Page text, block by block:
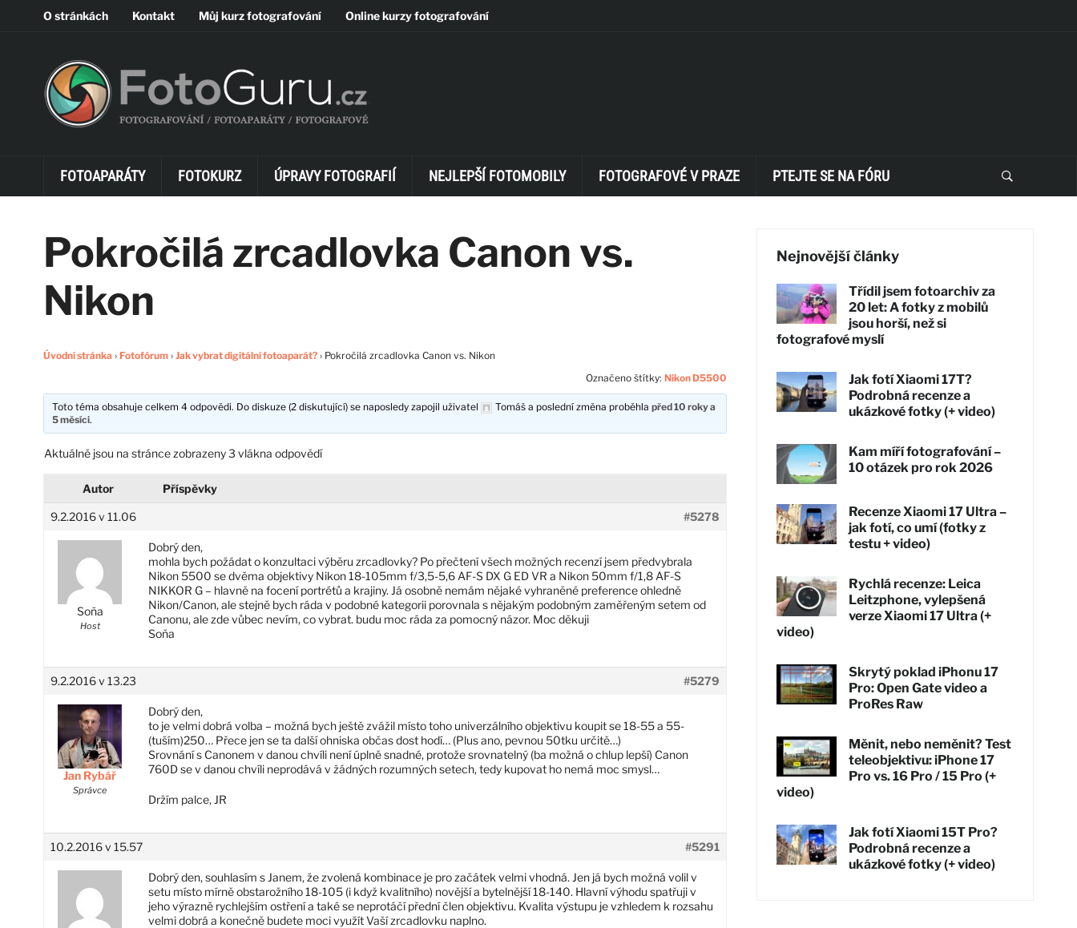
O stránkách Kontakt Můj kurz fotografování Online kurzy fotografování
FOTOAPARÁTY FOTOKURZ ÚPRAVY FOTOGRAFIÍ NEJLEPŠÍ FOTOMOBILY FOTOGRAFOVÉ V PRAZE PTEJTE SE NA FÓRU
Pokročilá zrcadlovka Canon vs.
Nikon
Úvodní stránka › Fotofórum › Jak vybrat digitální fotoaparát? › Pokročilá zrcadlovka Canon vs. Nikon
Označeno štítky: Nikon D5500
Toto téma obsahuje celkem 4 odpovědi. Do diskuze (2 diskutující) se naposledy zapojil uživatel Tomáš a poslední změna proběhlapřed 10 roky a
5 měsíci.
Aktuálně jsou na stránce zobrazeny 3 vlákna odpovědí
Autor Příspěvky
9.2.2016 v 11.06 #5278
Soňa
Host
Dobrý den,
mohla bych požádat o konzultaci výběru zrcadlovky? Po přečtení všech možných recenzí jsem předvybrala
Nikon 5500 se dvěma objektivy Nikon 18-105mm f/3,5-5,6 AF-S DX G ED VR a Nikon 50mm f/1,8 AF-S
NIKKOR G – hlavně na focení portrétů a krajiny. Já osobně nemám nějaké vyhraněné preference ohledně
Nikon/Canon, ale stejně bych ráda v podobné kategorii porovnala s nějakým podobným zaměřeným setem od
Canonu, ale zde vůbec nevím, co vybrat. budu moc ráda za pomocný názor. Moc děkuji
Soňa
9.2.2016 v 13.23 #5279
Jan Rybář
Správce
Dobrý den,
to je velmi dobrá volba – možná bych ještě zvážil místo toho univerzálního objektivu koupit se 18-55 a 55-
(tuším)250… Přece jen se ta další ohniska občas dost hodí… (Plus ano, pevnou 50tku určitě…)
Srovnání s Canonem v danou chvíli není úplně snadné, protože srovnatelný (ba možná o chlup lepší) Canon
760D se v danou chvíli neprodává v žádných rozumných setech, tedy kupovat ho nemá moc smysl…
Držím palce, JR
10.2.2016 v 15.57 #5291
Dobrý den, souhlasím s Janem, že zvolená kombinace je pro začátek velmi vhodná. Jen já bych možná volil v
setu místo mírně obstarožního 18-105 (i když kvalitního) novější a bytelnější 18-140. Hlavní výhodu spatřuji v
jeho výrazně rychlejším ostření a také se neprotáčí přední člen objektivu. Kvalita výstupu je vzhledem k rozsahu
velmi dobrá a konečně budete moci využít Vaší zrcadlovku naplno.
Nejnovější články
Třídil jsem fotoarchiv za
20 let: A fotky z mobilů
jsou horší, než si
fotografové myslí
Jak fotí Xiaomi 17T?
Podrobná recenze a
ukázkové fotky (+ video)
Kam míří fotografování –
10 otázek pro rok 2026
Recenze Xiaomi 17 Ultra –
jak fotí, co umí (fotky z
testu + video)
Rychlá recenze: Leica
Leitzphone, vylepšená
verze Xiaomi 17 Ultra (+
video)
Skrytý poklad iPhonu 17
Pro: Open Gate video a
ProRes Raw
Měnit, nebo neměnit? Test
teleobjektivu: iPhone 17
Pro vs. 16 Pro / 15 Pro (+
video)
Jak fotí Xiaomi 15T Pro?
Podrobná recenze a
ukázkové fotky (+ video)